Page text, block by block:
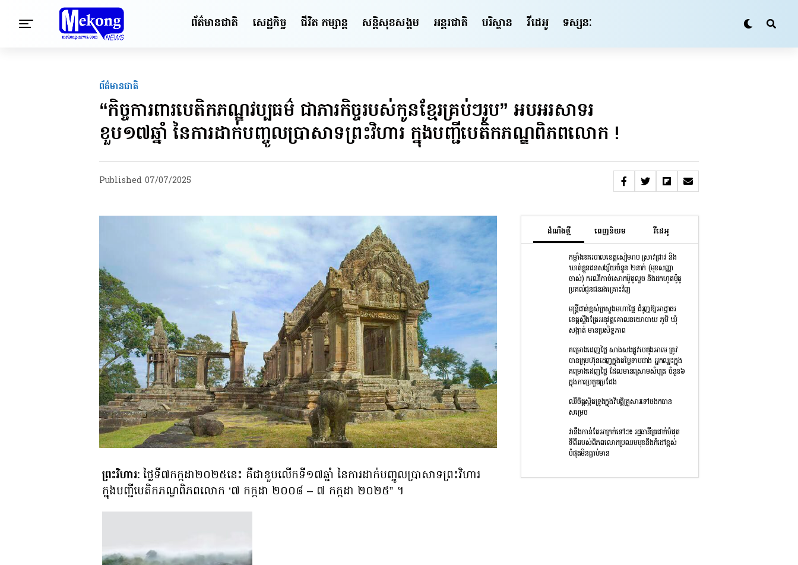
ព័ត៌មានជាតិ សេដ្ឋកិច្ច ជីវិត កម្សាន្ត សន្តិសុខ​សង្គម អន្តរជាតិ បរិស្ថាន វីដេអូ ទស្សនៈ
ព័ត៌មានជាតិ
“កិច្ចការពារបេតិកភណ្ឌវប្បធម៌ ជាភារកិច្ចរបស់កូនខ្មែរគ្រប់ៗរូប” អបអរសាទរ
ខួប១៧ឆ្នាំ នៃការដាក់បញ្ចូលប្រាសាទព្រះវិហារ ក្នុងបញ្ជីបេតិកភណ្ឌពិភពលោក !
Published 07/07/2025
ព្រះវិហារ: ថ្ងៃទី៧កក្កដា២០២៥នេះ គឺជាខួបលើកទី១៧ឆ្នាំ នៃការដាក់បញ្ចូលប្រាសាទព្រះវិហារ
ក្នុងបញ្ជីបេតិកភណ្ឌពិភពលោក ‘៧ កក្កដា ២០០៨ – ៧ កក្កដា ២០២៥” ។
ដំណឹងថ្មី ពេញនិយម វីដេអូ
កម្លាំងនគរបាលខេត្តសៀមរាប ស្រាវជ្រាវ និង
ឃាត់ខ្លួនជនសង្ស័យចំនួន ២នាក់ (មុខសញ្ញា
ចាស់) ករណីកាច់សោកម៉ូតូលួច និងដកហូតម៉ូតូ
ប្រគល់ជូនជនរងគ្រោះវិញ
មន្រ្តីជាន់ខ្ពស់ក្រសួងមហាផ្ទៃ ជំរុញឱ្យអាជ្ញាធរ
ខេត្តស្ទឹងត្រែអនុវត្តគោលនយោបាយ ភូមិ ឃុំ
សង្កាត់ មានប្រសិទ្ធភាព
គម្រោងដេញថ្លៃ សាងសងផ្លូវបេតុងអាមេ ត្រូវ
បានក្រុមហ៊ុនដេញក្នុងតម្លៃទាបជាង អ្នកឈ្នះក្នុង
គម្រោងដេញថ្លៃ ដែលមានស្រោមសំបុត្រ ចំនួន៦
ក្នុងការប្រគួតប្រជែង
ឈឺចិត្តស្អិតទ្រូងក្នុងវិបត្តិគ្រួសារទៅចងកបាន
សម្រេច
វានឹងកាន់តែអាក្រក់ទៅៗ៖ រដ្ឋធានីត្រជាក់បំផុត
ទីពីររបស់ពិភពលោកប្រឈមមុខនឹងកំដៅខ្ពស់
បំផុតមិនធ្លាប់មាន